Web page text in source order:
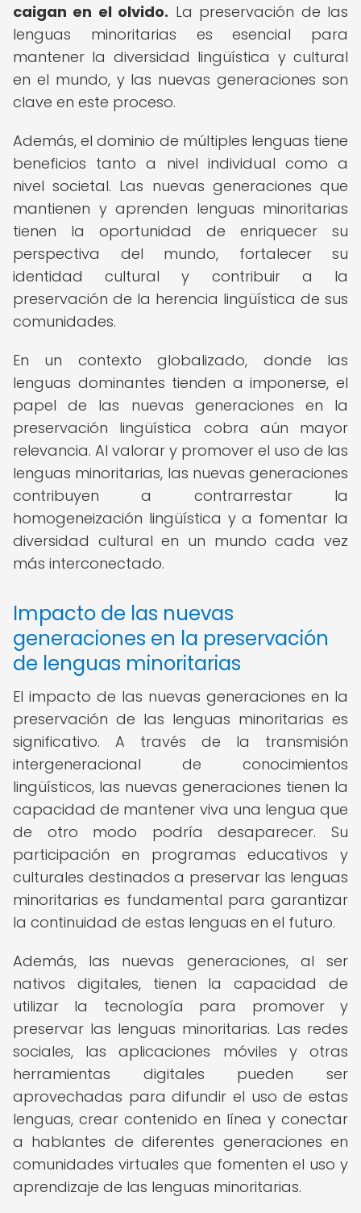
caigan en el olvido. La preservación de las
lenguas minoritarias es esencial para
mantener la diversidad lingüística y cultural
en el mundo, y las nuevas generaciones son
clave en este proceso.
Además, el dominio de múltiples lenguas tiene
beneficios tanto a nivel individual como a
nivel societal. Las nuevas generaciones que
mantienen y aprenden lenguas minoritarias
tienen la oportunidad de enriquecer su
perspectiva del mundo, fortalecer su
identidad cultural y contribuir a la
preservación de la herencia lingüística de sus
comunidades.
En un contexto globalizado, donde las
lenguas dominantes tienden a imponerse, el
papel de las nuevas generaciones en la
preservación lingüística cobra aún mayor
relevancia. Al valorar y promover el uso de las
lenguas minoritarias, las nuevas generaciones
contribuyen a contrarrestar la
homogeneización lingüística y a fomentar la
diversidad cultural en un mundo cada vez
más interconectado.
Impacto de las nuevas
generaciones en la preservación
de lenguas minoritarias
El impacto de las nuevas generaciones en la
preservación de las lenguas minoritarias es
significativo. A través de la transmisión
intergeneracional de conocimientos
lingüísticos, las nuevas generaciones tienen la
capacidad de mantener viva una lengua que
de otro modo podría desaparecer. Su
participación en programas educativos y
culturales destinados a preservar las lenguas
minoritarias es fundamental para garantizar
la continuidad de estas lenguas en el futuro.
Además, las nuevas generaciones, al ser
nativos digitales, tienen la capacidad de
utilizar la tecnología para promover y
preservar las lenguas minoritarias. Las redes
sociales, las aplicaciones móviles y otras
herramientas digitales pueden ser
aprovechadas para difundir el uso de estas
lenguas, crear contenido en línea y conectar
a hablantes de diferentes generaciones en
comunidades virtuales que fomenten el uso y
aprendizaje de las lenguas minoritarias.